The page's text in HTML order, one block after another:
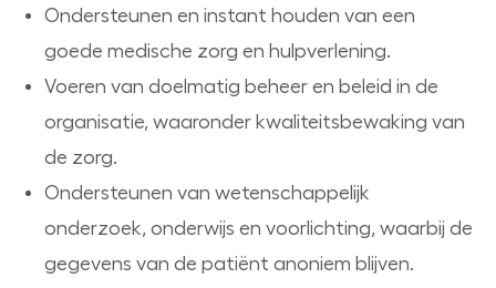
Ondersteunen en instant houden van een
goede medische zorg en hulpverlening.
Voeren van doelmatig beheer en beleid in de
organisatie, waaronder kwaliteitsbewaking van
de zorg.
Ondersteunen van wetenschappelijk
onderzoek, onderwijs en voorlichting, waarbij de
gegevens van de patiënt anoniem blijven.